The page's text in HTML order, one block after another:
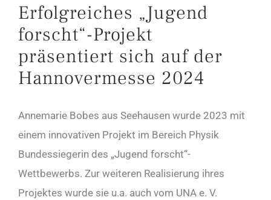
Erfolgreiches „Jugend
forscht“-Projekt
präsentiert sich auf der
Hannovermesse 2024
Annemarie Bobes aus Seehausen wurde 2023 mit
einem innovativen Projekt im Bereich Physik
Bundessiegerin des „Jugend forscht“-
Wettbewerbs. Zur weiteren Realisierung ihres
Projektes wurde sie u.a. auch vom UNA e. V.